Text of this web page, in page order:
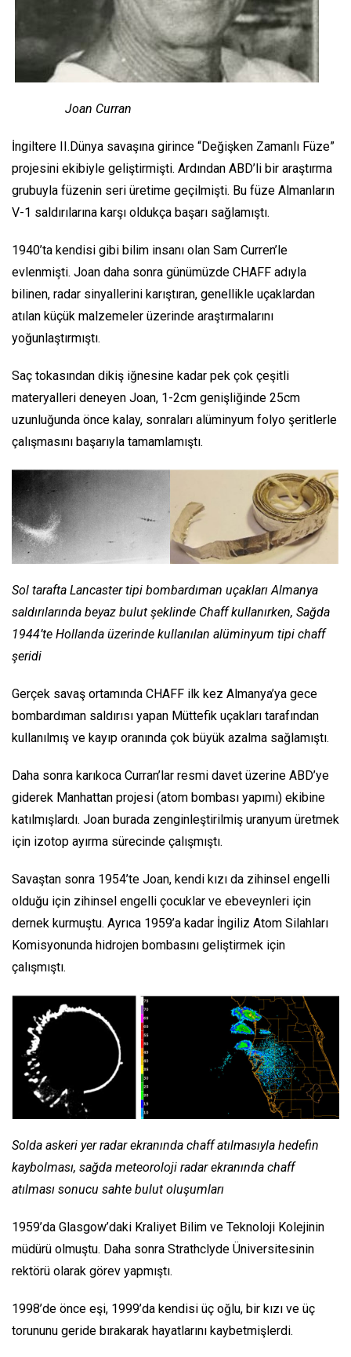
Joan Curran
İngiltere II.Dünya savaşına girince “Değişken Zamanlı Füze”
projesini ekibiyle geliştirmişti. Ardından ABD’li bir araştırma
grubuyla füzenin seri üretime geçilmişti. Bu füze Almanların
V-1 saldırılarına karşı oldukça başarı sağlamıştı.
1940’ta kendisi gibi bilim insanı olan Sam Curren’le
evlenmişti. Joan daha sonra günümüzde CHAFF adıyla
bilinen, radar sinyallerini karıştıran, genellikle uçaklardan
atılan küçük malzemeler üzerinde araştırmalarını
yoğunlaştırmıştı.
Saç tokasından dikiş iğnesine kadar pek çok çeşitli
materyalleri deneyen Joan, 1-2cm genişliğinde 25cm
uzunluğunda önce kalay, sonraları alüminyum folyo şeritlerle
çalışmasını başarıyla tamamlamıştı.
Sol tarafta Lancaster tipi bombardıman uçakları Almanya
saldırılarında beyaz bulut şeklinde Chaff kullanırken, Sağda
1944’te Hollanda üzerinde kullanılan alüminyum tipi chaff
şeridi
Gerçek savaş ortamında CHAFF ilk kez Almanya’ya gece
bombardıman saldırısı yapan Müttefik uçakları tarafından
kullanılmış ve kayıp oranında çok büyük azalma sağlamıştı.
Daha sonra karıkoca Curran’lar resmi davet üzerine ABD’ye
giderek Manhattan projesi (atom bombası yapımı) ekibine
katılmışlardı. Joan burada zenginleştirilmiş uranyum üretmek
için izotop ayırma sürecinde çalışmıştı.
Savaştan sonra 1954’te Joan, kendi kızı da zihinsel engelli
olduğu için zihinsel engelli çocuklar ve ebeveynleri için
dernek kurmuştu. Ayrıca 1959’a kadar İngiliz Atom Silahları
Komisyonunda hidrojen bombasını geliştirmek için
çalışmıştı.
Solda askeri yer radar ekranında chaff atılmasıyla hedefin
kaybolması, sağda meteoroloji radar ekranında chaff
atılması sonucu sahte bulut oluşumları
1959’da Glasgow’daki Kraliyet Bilim ve Teknoloji Kolejinin
müdürü olmuştu. Daha sonra Strathclyde Üniversitesinin
rektörü olarak görev yapmıştı.
1998’de önce eşi, 1999’da kendisi üç oğlu, bir kızı ve üç
torununu geride bırakarak hayatlarını kaybetmişlerdi.